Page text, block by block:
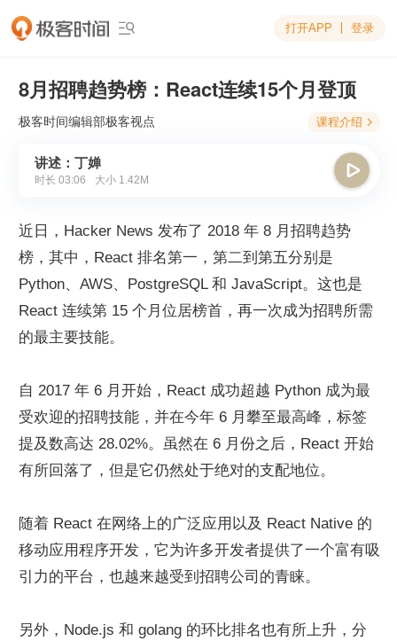
 打开APP 登录
8月招聘趋势榜：React连续15个月登顶
极客时间编辑部极客视点 课程介绍 
讲述：丁婵
时长 03:06 大小 1.42M

近日，Hacker News 发布了 2018 年 8 月招聘趋势
榜，其中，React 排名第一，第二到第五分别是
Python、AWS、PostgreSQL 和 JavaScript。这也是
React 连续第 15 个月位居榜首，再一次成为招聘所需
的最主要技能。
自 2017 年 6 月开始，React 成功超越 Python 成为最
受欢迎的招聘技能，并在今年 6 月攀至最高峰，标签
提及数高达 28.02%。虽然在 6 月份之后，React 开始
有所回落了，但是它仍然处于绝对的支配地位。
随着 React 在网络上的广泛应用以及 React Native 的
移动应用程序开发，它为许多开发者提供了一个富有吸
引力的平台，也越来越受到招聘公司的青睐。
另外，Node.js 和 golang 的环比排名也有所上升，分